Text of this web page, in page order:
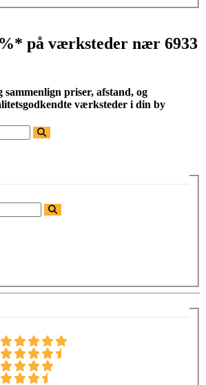
på værksteder nær 6933
priser, afstand, og
værksteder i din by